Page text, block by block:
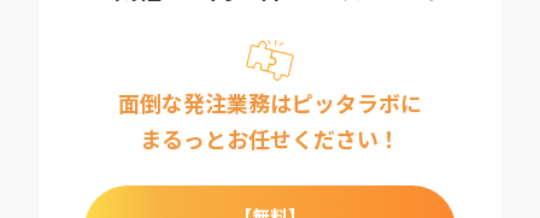
面倒な発注業務はピッタラボに
まるっとお任せください！